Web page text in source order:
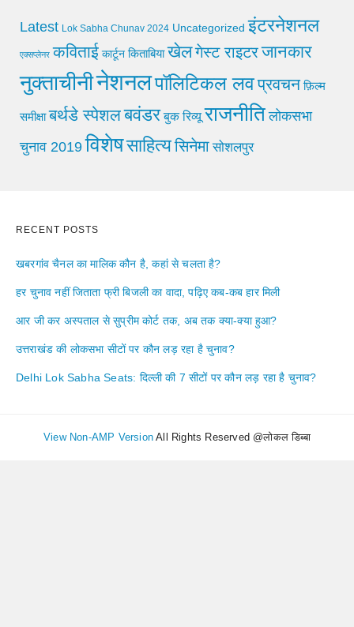
Latest Lok Sabha Chunav 2024 Uncategorized इंटरनेशनल
एक्सप्लेनर कविताई कार्टून किताबिया खेलगेस्ट राइटरजानकार
नुक्ताचीनीनेशनलपॉलिटिकल लवप्रवचन फ़िल्म
समीक्षा बर्थडे स्पेशलबवंडर बुक रिव्यू राजनीति लोकसभा
चुनाव 2019 विशेषसाहित्यसिनेमा सोशलपुर
RECENT POSTS
खबरगांव चैनल का मालिक कौन है, कहां से चलता है?
हर चुनाव नहीं जिताता फ्री बिजली का वादा, पढ़िए कब-कब हार मिली
आर जी कर अस्पताल से सुप्रीम कोर्ट तक, अब तक क्या-क्या हुआ?
उत्तराखंड की लोकसभा सीटों पर कौन लड़ रहा है चुनाव?
Delhi Lok Sabha Seats: दिल्ली की 7 सीटों पर कौन लड़ रहा है चुनाव?
View Non-AMP Version All Rights Reserved @लोकल डिब्बा